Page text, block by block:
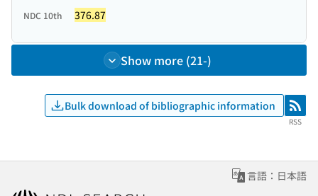
NDC 10th 376.87
Show more (21-)
Bulk download of bibliographic information RSS
RSS
言語：日本語